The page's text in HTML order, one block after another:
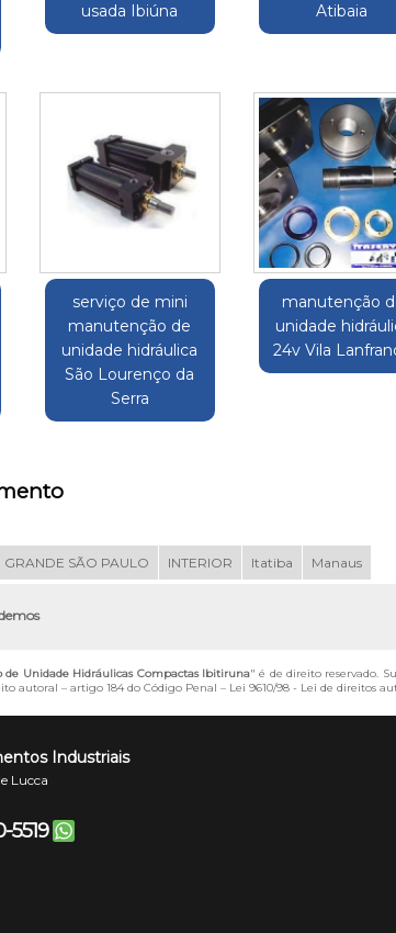
usada Ibiúna
Atibaia
serviço de mini
manutenção de
unidade hidráulica
São Lourenço da
Serra
manutenção
unidade
24v Vila
GRANDE SÃO PAULO INTERIOR Itatiba Manaus
de Unidade Hidráulicas Compactas Ibitiruna" é de direito reservado.
autoral – artigo 184 do Código Penal – Lei 9610/98 - Lei de direitos
Industriais
Lucca
5519